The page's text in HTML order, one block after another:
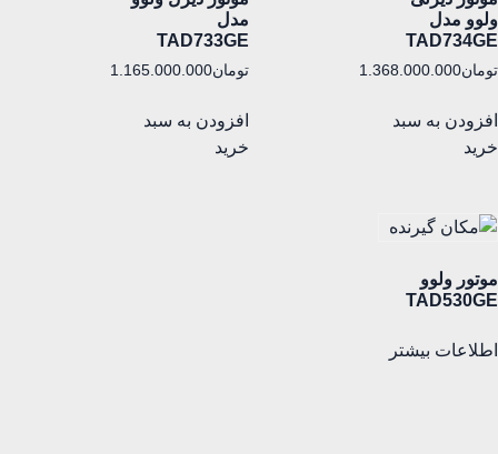
ولوو مدل
TAD734GE
تومان1.368.000.000
افزودن به سبد
خرید
مدل
TAD733GE
تومان1.165.000.000
افزودن به سبد
خرید
موتور ولوو
TAD530GE
اطلاعات بیشتر